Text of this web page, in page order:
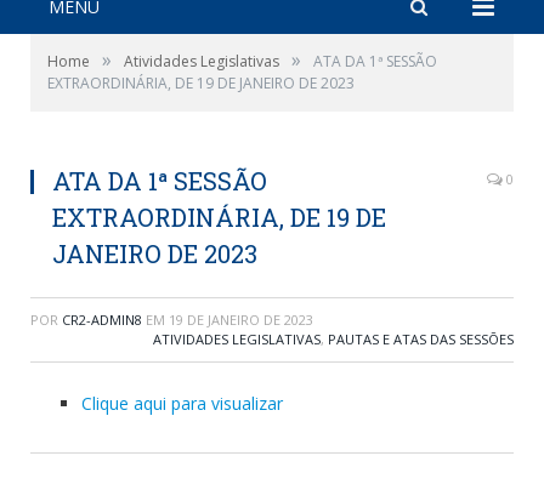
MENU
Home » Atividades Legislativas »
ATA DA 1ª SESSÃO
EXTRAORDINÁRIA, DE 19 DE JANEIRO DE 2023
ATA DA 1ª SESSÃO
EXTRAORDINÁRIA, DE 19 DE
JANEIRO DE 2023
0
POR CR2-ADMIN8 EM 19 DE JANEIRO DE 2023
ATIVIDADES LEGISLATIVAS, PAUTAS E ATAS DAS SESSÕES
Clique aqui para visualizar